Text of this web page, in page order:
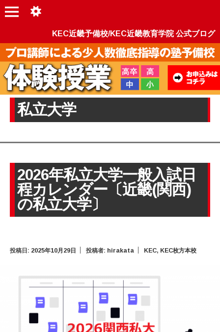
KEC近畿予備校/KEC近畿教育学院 公式ブログ
私立大学
2026年私立大学一般入試日
程カレンダー〔近畿(関西)
の私立大学〕
投稿日: 2025年10月29日 投稿者: hirakata KEC, KEC枚方本校